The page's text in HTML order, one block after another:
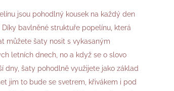
jsou pohodlný kousek na každý den
Díky bavlněné struktuře popelínu, která
můžete šaty nosit s vykasaným
letních dnech, no a když se o slovo
dny, šaty pohodlně využijete jako základ
jim to bude se svetrem, křivákem i pod